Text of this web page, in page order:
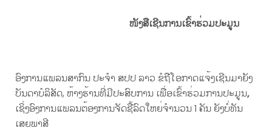
ໜັງສືເຊີນການເຂົ້າຮ່ວມປະມູນ
ອົງການແພລນສາກົນ ປະຈຳ ສປປ ລາວ ຂໍຖືໂອກາດແຈ້ງເຊີນມາຍັງ
ບັນດາບໍລິສັດ, ຫ້າງຮ້ານທີ່ມີປະສົບການ ເພື່ອເຂົ້າຮ່ວມການປະມູນ,
ເຊິ່ງອົງການແພລນຕ້ອງການຈັດຊື້ລົດໃຫຍ່ຈໍານວນ 1 ຄັນ ຍັງບໍ່ທັນ
ເສຍພາສີ